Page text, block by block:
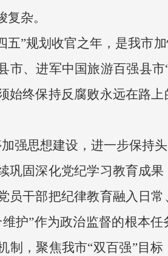
杂。
五”规划收官之年，是我市
市、进军中国旅游百强县
始终保持反腐败永远在路
强思想建设，进一步保持
巩固深化党纪学习教育成
员干部把纪律教育融入日
护”作为政治监督的根本
制，聚焦我市“双百强”目